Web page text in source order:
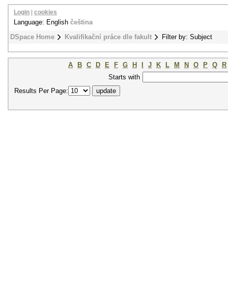
DSpace Home Kvalifikační práce dle fakult Filter by: Subject
Login cookies
Language: English čeština
A B C D E F G H J K L M N O P Q
R
Starts with
Results Per Page: